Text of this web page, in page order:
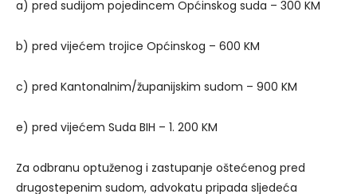
a) pred sudijom pojedincem Općinskog suda – 300 KM
b) pred vijećem trojice Općinskog – 600 KM
c) pred Kantonalnim/županijskim sudom – 900 KM
e) pred vijećem Suda BIH – 1. 200 KM
Za odbranu optuženog i zastupanje oštećenog pred
drugostepenim sudom, advokatu pripada sljedeća